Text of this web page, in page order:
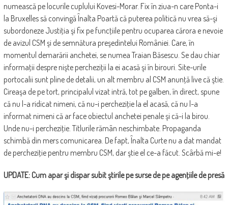
numească pe locurile cuplului Kovesi-Morar. Fix în ziua-n care Ponta-i
la Bruxelles să convingă Înalta Poartă că puterea politică nu vrea să-şi
subordoneze Justiţia şi fix pe funcţiile pentru ocuparea cărora e nevoie
de avizul CSM şi de semnătura preşedintelui României. Care, în
momentul demarării anchetei, se numea Traian Băsescu. Se dau chiar
informaţii despre nişte percheziţii la ei acasă şi în birouri. Site-urile
portocalii sunt pline de detalii, un alt membru al CSM anunţă live că ştie.
Cireaşa de pe tort, principalul vizat intră, tot pe galben, în direct, spune
că nu l-a ridicat nimeni, că nu-i percheziţie la el acasă, că nu l-a
informat nimeni că ar face obiectul anchetei penale şi că-i la birou.
Unde nu-i percheziţie. Titlurile rămân neschimbate. Propaganda
schimbă din mers comunicarea. De fapt, Înalta Curte nu a dat mandat
de percheziţie pentru membru CSM, dar ştie el ce-a făcut. Scârbă mi-e!
UPDATE: Cum apar şi dispar subit ştirile pe surse de pe agenţiile de presă